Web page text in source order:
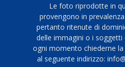
Le foto riprodotte in
provengono in
pertanto ritenute di
delle immagini o i
ogni momento chiederne
al seguente indirizzo: